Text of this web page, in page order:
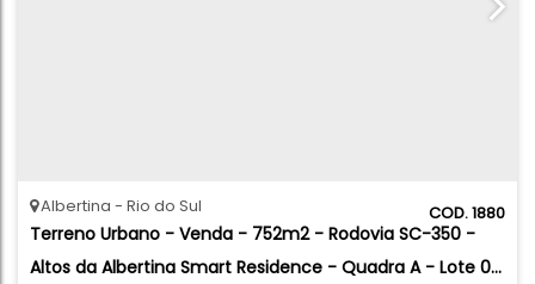
1880
Terreno Urbano - Venda - 752m2 - Rodovia SC-350 -
Altos da Albertina Smart Residence - Quadra A - Lote 05
Albertina Rio do Sul